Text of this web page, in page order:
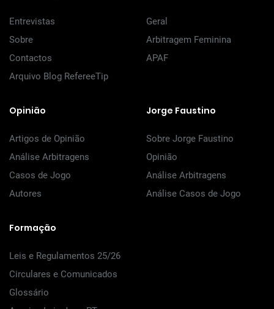
Entrevistas
Sobre
Contactos
Arquivo Blog RefereeTip
Geral
Arbitragem Feminina
APAF
Opinião
Artigos de Opinião
Análise Arbitragens
Casos de Jogo
Autores
Jorge Faustino
Sobre Jorge Faustino
Opinião
Análise Arbitragens
Análise Casos de Jogo
Formação
Leis e Regulamentos 25/26
Circulares e Comunicados
Glossário